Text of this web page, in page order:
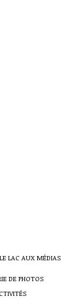
LE LAC AUX MÉDIAS
DE PHOTOS